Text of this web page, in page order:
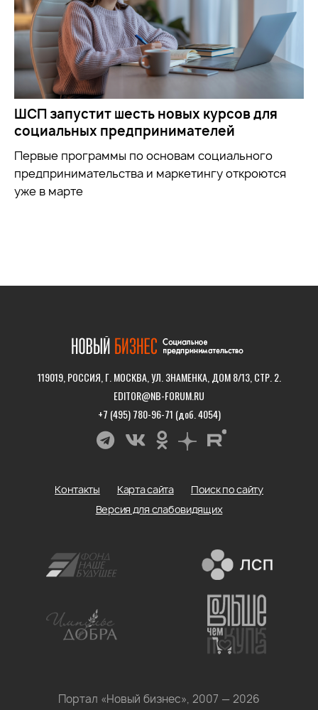
ШСП запустит шесть новых курсов для
социальных предпринимателей
Первые программы по основам социального
предпринимательства и маркетингу откроются
уже в марте
119019, РОССИЯ, Г. МОСКВА, УЛ. ЗНАМЕНКА, ДОМ 8/13, СТР. 2.
EDITOR@NB-FORUM.RU
+7 (495) 780-96-71 (доб. 4054)
Портал «Новый бизнес», 2007 — 2026
Контакты Карта сайта
Поиск по сайту
Версия для слабовидящих